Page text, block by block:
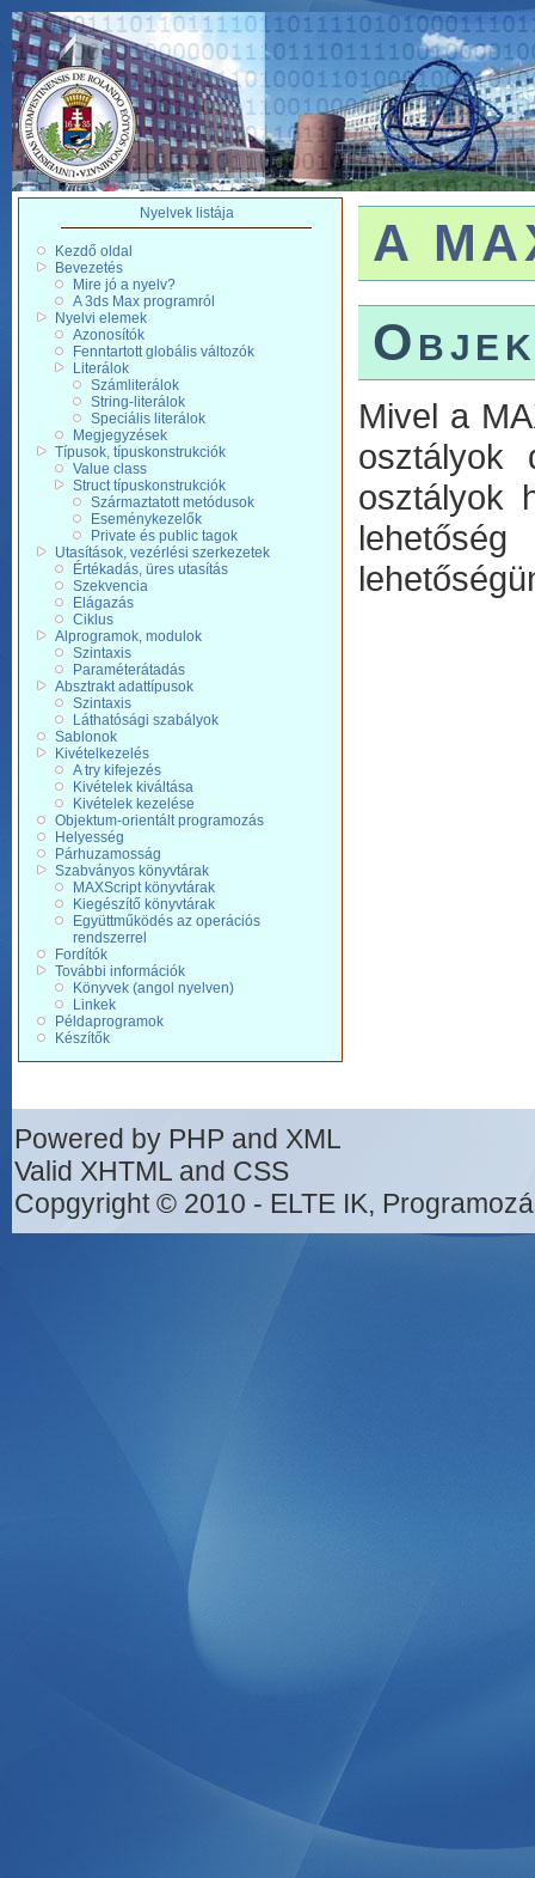
Nyelvek listája
Kezdő oldal
Bevezetés
Mire jó a nyelv?
A 3ds Max programról
Nyelvi elemek
Azonosítók
Fenntartott globális változók
Literálok
Számliterálok
String-literálok
Speciális literálok
Megjegyzések
Típusok, típuskonstrukciók
Value class
Struct típuskonstrukciók
Származtatott metódusok
Eseménykezelők
Private és public tagok
Utasítások, vezérlési szerkezetek
Értékadás, üres utasítás
Szekvencia
Elágazás
Ciklus
Alprogramok, modulok
Szintaxis
Paraméterátadás
Absztrakt adattípusok
Szintaxis
Láthatósági szabályok
Sablonok
Kivételkezelés
A try kifejezés
Kivételek kiváltása
Kivételek kezelése
Objektum-orientált programozás
Helyesség
Párhuzamosság
Szabványos könyvtárak
MAXScript könyvtárak
Kiegészítő könyvtárak
Együttműködés az operációs
rendszerrel
Fordítók
További információk
Könyvek (angol nyelven)
Linkek
Példaprogramok
Készítők
A
Mivel a
osztályok
osztályok
Powered by PHP and XML
Valid XHTML and CSS
Copgyright © 2010 - ELTE IK,